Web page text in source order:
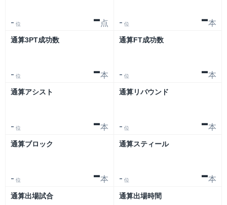
- 位 -点 - 位 -本
通算3PT成功数
- 位 -本
通算FT成功数
- 位 -本
通算アシスト
- 位 -本
通算リバウンド
- 位 -本
通算ブロック
- 位 -本
通算スティール
- 位 -本
通算出場試合 通算出場時間